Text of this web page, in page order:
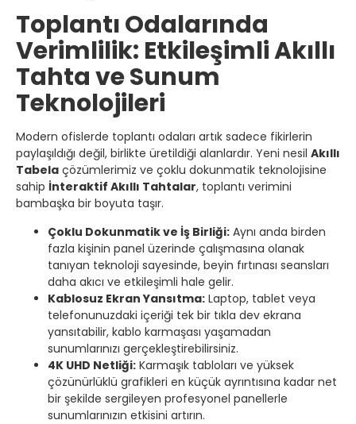
Toplantı Odalarında
Verimlilik: Etkileşimli Akıllı
Tahta ve Sunum
Teknolojileri
Modern ofislerde toplantı odaları artık sadece fikirlerin
paylaşıldığı değil, birlikte üretildiği alanlardır. Yeni nesil Akıllı
Tabela çözümlerimiz ve çoklu dokunmatik teknolojisine
sahip İnteraktif Akıllı Tahtalar, toplantı verimini
bambaşka bir boyuta taşır.
Çoklu Dokunmatik ve İş Birliği: Aynı anda birden
fazla kişinin panel üzerinde çalışmasına olanak
tanıyan teknoloji sayesinde, beyin fırtınası seansları
daha akıcı ve etkileşimli hale gelir.
Kablosuz Ekran Yansıtma: Laptop, tablet veya
telefonunuzdaki içeriği tek bir tıkla dev ekrana
yansıtabilir, kablo karmaşası yaşamadan
sunumlarınızı gerçekleştirebilirsiniz.
4K UHD Netliği: Karmaşık tabloları ve yüksek
çözünürlüklü grafikleri en küçük ayrıntısına kadar net
bir şekilde sergileyen profesyonel panellerle
sunumlarınızın etkisini artırın.